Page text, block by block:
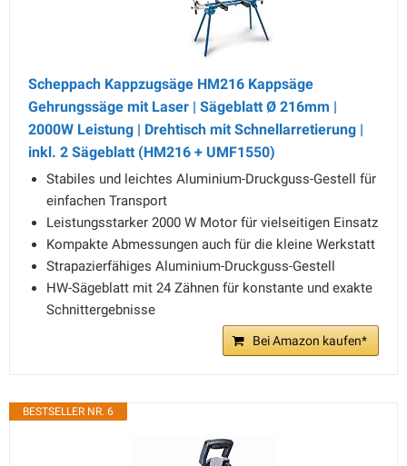
Scheppach Kappzugsäge HM216 Kappsäge
Gehrungssäge mit Laser | Sägeblatt Ø 216mm |
2000W Leistung | Drehtisch mit Schnellarretierung |
inkl. 2 Sägeblatt (HM216 + UMF1550)
Stabiles und leichtes Aluminium-Druckguss-Gestell für
einfachen Transport
Leistungsstarker 2000 W Motor für vielseitigen Einsatz
Kompakte Abmessungen auch für die kleine Werkstatt
Strapazierfähiges Aluminium-Druckguss-Gestell
HW-Sägeblatt mit 24 Zähnen für konstante und exakte
Schnittergebnisse
Bei Amazon kaufen*
BESTSELLER NR. 6